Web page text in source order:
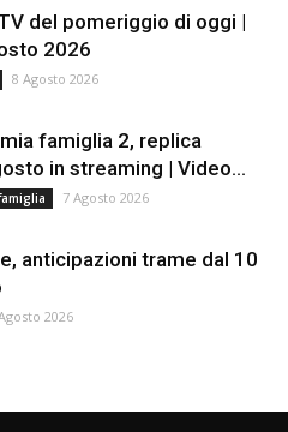
del pomeriggio di oggi |
2026
8 Agosto 2026
famiglia 2, replica
in streaming | Video...
7 Agosto 2026
anticipazioni trame dal 10
2026